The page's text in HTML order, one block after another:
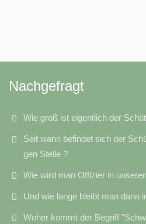
Nachgefragt
Wie groß ist eigentlich der
Seit wann befindet sich der
gen Stelle ?
Wie wird man Offizier in
Und wie lange bleibt man dann
Woher kommt der Begriff